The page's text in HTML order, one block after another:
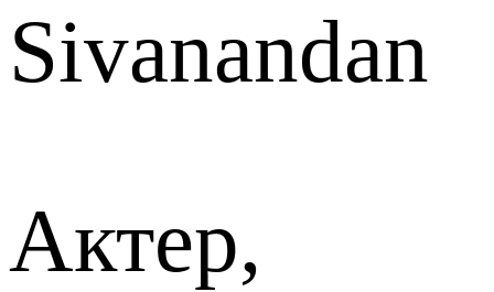
Sivanandan
Актер,